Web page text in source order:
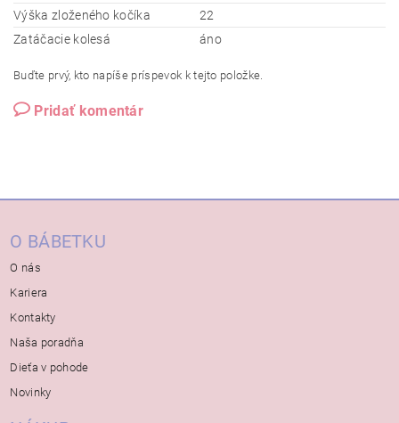
Výška zloženého kočíka
22
Zatáčacie kolesá
áno
Buďte prvý, kto napíše príspevok k tejto položke.
Pridať komentár
O BÁBETKU
O nás
Kariera
Kontakty
Naša poradňa
Dieťa v pohode
Novinky